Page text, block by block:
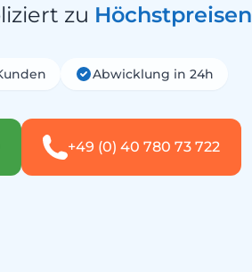
zu Höchstpreisen
Abwicklung in 24h
+49 (0) 40 780 73 722